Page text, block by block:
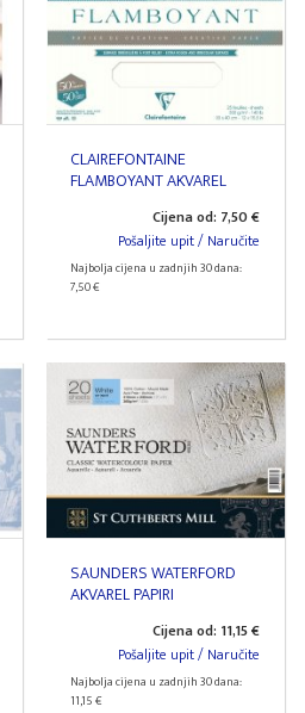
CLAIREFONTAINE
FLAMBOYANT AKVAREL
Cijena od: 7,50 €
Pošaljite upit / Naručite
Najbolja cijena u zadnjih 30 dana:
7,50 €
SAUNDERS WATERFORD
AKVAREL PAPIRI
Cijena od: 11,15 €
Pošaljite upit / Naručite
Najbolja cijena u zadnjih 30 dana:
11,15 €